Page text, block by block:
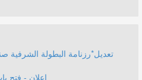
*تعديل*رزنامة البطولة الشرفية صنف
اعلان - فتح